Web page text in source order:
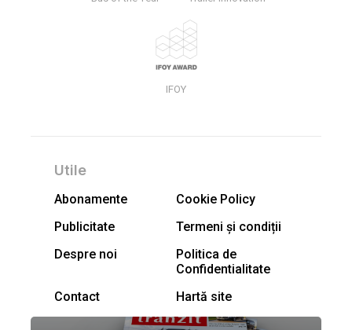
IFOY
Utile
Abonamente
Cookie Policy
Publicitate
Termeni și condiții
Despre noi
Politica de
Confidentialitate
Contact
Hartă site